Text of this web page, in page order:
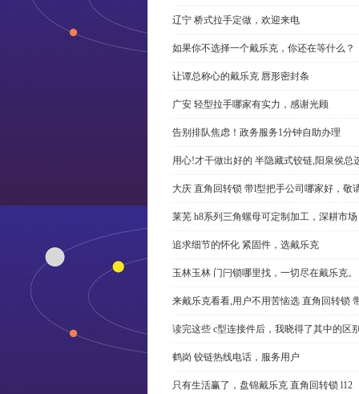
辽宁 桥式拉手定做，欢迎来电
如果你不选择一个戴乐克，你还在等什么？
让谭总称心的戴乐克 唇形密封条
广安 轻型拉手哪家有实力，感谢光顾
告别排队焦虑！政务服务1分钟自助办理
用心!才干做出好的 半隐藏式铰链,阳泉侯总
大庆 直角回转锁 带l型把手公司哪家好，敬
莱芜 h8系列三角螺母可定制加工，深耕市场
追求细节的怀化 紧固件，选戴乐克
玉林玉林 门闩锁哪里找，一切尽在戴乐克。
来戴乐克看看,用户不用苦恼选 直角回转锁
读完这些 c型连接件后，我晓得了其中的区
鹤岗 铰链热线电话，服务用户
只有生活赢了，盘锦戴乐克 直角回转锁 l12